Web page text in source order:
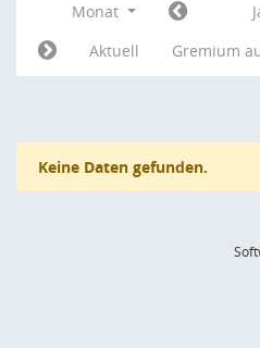
Monat
Aktuell
Gremium
Keine Daten gefunden.